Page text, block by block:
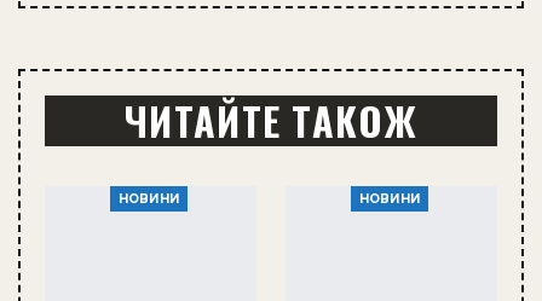
ЧИТАЙТЕ ТАКОЖ
НОВИНИ НОВИНИ